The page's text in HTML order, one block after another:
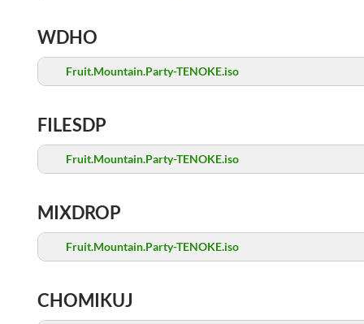
WDHO
Fruit.Mountain.Party-TENOKE.iso
FILESDP
Fruit.Mountain.Party-TENOKE.iso
MIXDROP
Fruit.Mountain.Party-TENOKE.iso
CHOMIKUJ